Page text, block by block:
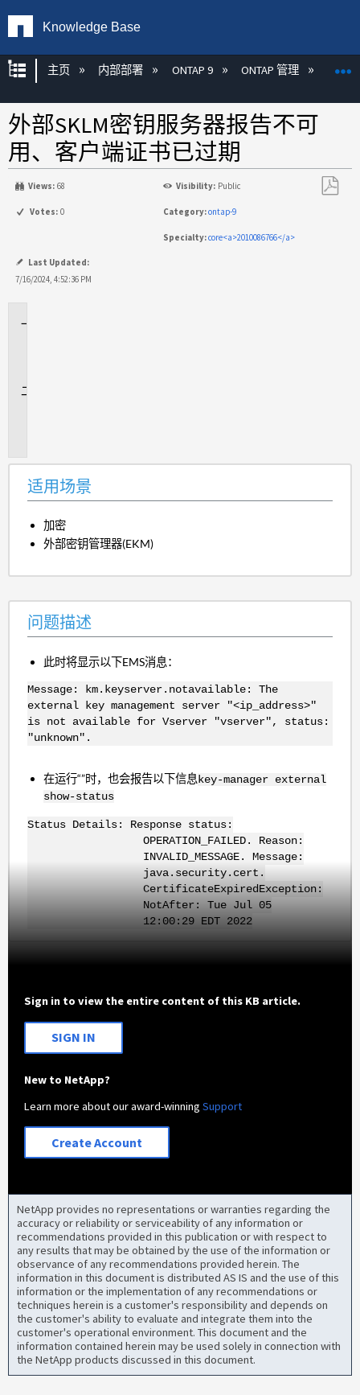
Knowledge Base
扩展/隐缩全局层次
主页 内部部署 ONTAP 9 ONTAP 管理 加密
外部SKLM密钥服务器报告不可
用、客户端证书已过期
Views: 68 Visibility: Public
Votes: 0 Category:ontap-9
Specialty:core<a>2010086766</a>
Last Updated:
7/16/2024, 4:52:36 PM
适用场景
加密
外部密钥管理器(EKM)
问题描述
此时将显示以下EMS消息：
Message: km.keyserver.notavailable: The
external key management server "<ip_address>"
is not available for Vserver "vserver", status:
"unknown".
在运行“”时，也会报告以下信息key-manager external
show-status
Status Details: Response status:
OPERATION_FAILED. Reason:
INVALID_MESSAGE. Message:
java.security.cert.
CertificateExpiredException:
NotAfter: Tue Jul 05
12:00:29 EDT 2022
Sign in to view the entire content of this KB article.
SIGN IN
New to NetApp?
Learn more about our award-winningSupport
Create Account
NetApp provides no representations or warranties regarding the
accuracy or reliability or serviceability of any information or
recommendations provided in this publication or with respect to
any results that may be obtained by the use of the information or
observance of any recommendations provided herein. The
information in this document is distributed AS IS and the use of this
information or the implementation of any recommendations or
techniques herein is a customer's responsibility and depends on
the customer's ability to evaluate and integrate them into the
customer's operational environment. This document and the
information contained herein may be used solely in connection with
the NetApp products discussed in this document.